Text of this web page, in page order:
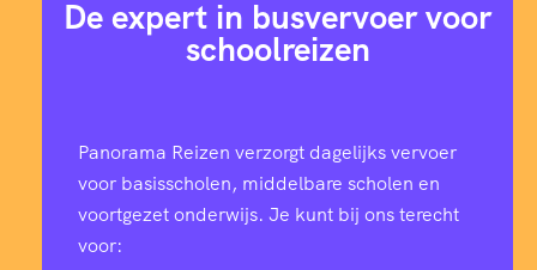
De expert in busvervoer voor
schoolreizen
Panorama Reizen verzorgt dagelijks vervoer
voor basisscholen, middelbare scholen en
voortgezet onderwijs. Je kunt bij ons terecht
voor: